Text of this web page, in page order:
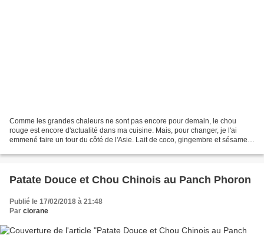
Comme les grandes chaleurs ne sont pas encore pour demain, le chou
rouge est encore d'actualité dans ma cuisine. Mais, pour changer, je l'ai
emmené faire un tour du côté de l'Asie. Lait de coco, gingembre et sésame, il
Patate Douce et Chou Chinois au Panch Phoron
Publié le 17/02/2018 à 21:48
Par ciorane